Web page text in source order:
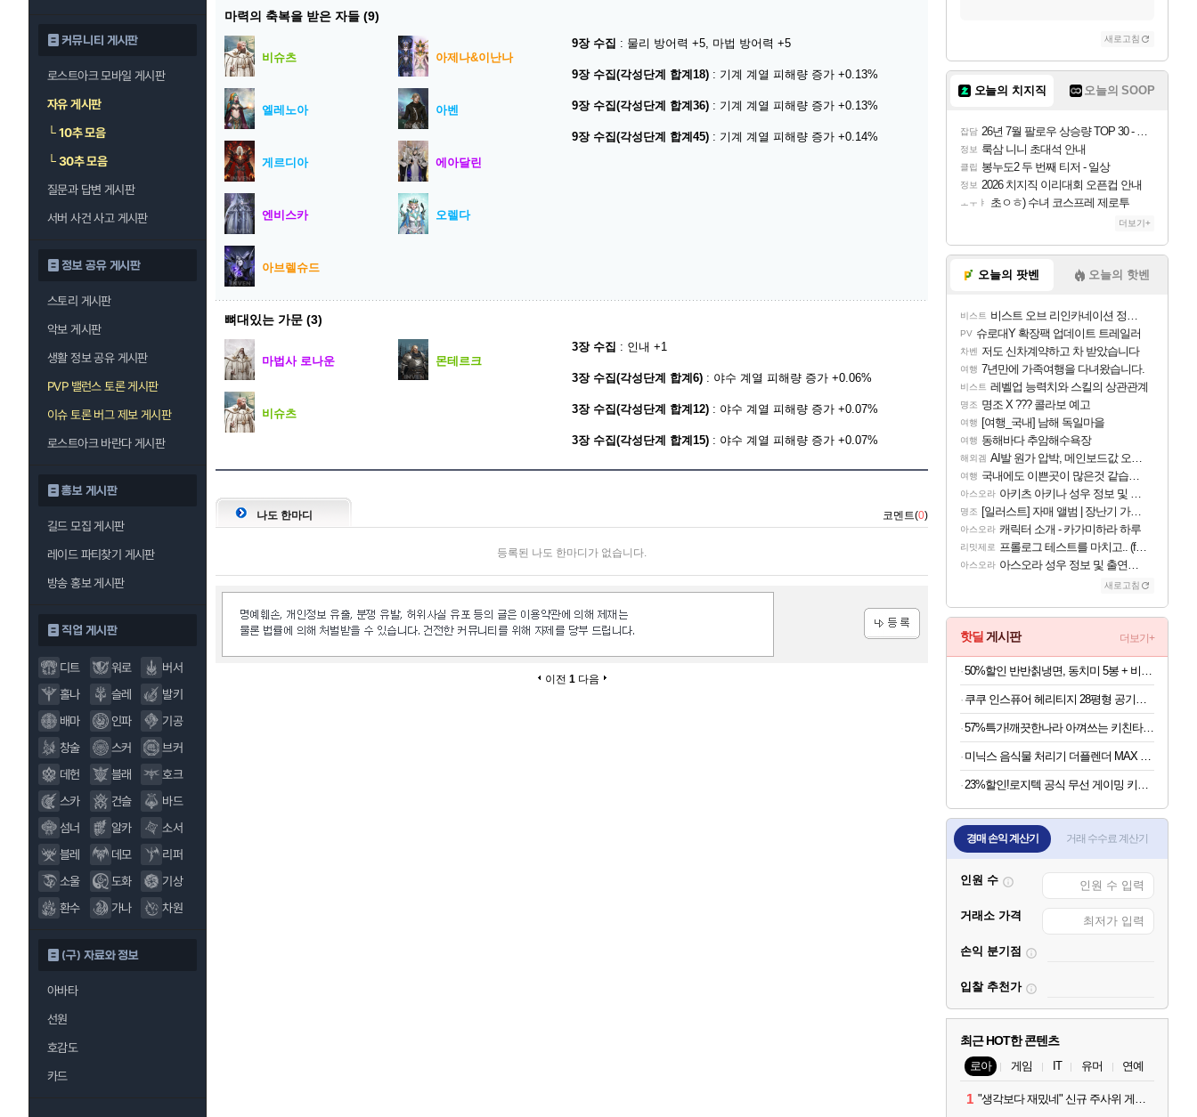
커뮤니티 게시판
로스트아크 모바일 게시판
자유 게시판
└10추 모음
└30추 모음
질문과 답변 게시판
서버 사건 사고 게시판
정보 공유 게시판
스토리 게시판
악보 게시판
생활 정보 공유 게시판
PVP 밸런스 토론 게시판
이슈 토론 버그 제보 게시판
로스트아크 바란다 게시판
홍보 게시판
길드 모집 게시판
레이드 파티찾기 게시판
방송 홍보 게시판
직업 게시판
디트 워로
버서
홀나
슬레
발키
배마
인파
기공
창술
스커
브커
데헌
블래
호크
스카
건슬
바드
섬너
알카
소서
블레
데모
리퍼
소울
도화
기상
환수
가나 차원
(구) 자료와 정보
아바타
선원
호감도
카드
마력의 축복을 받은 자들 (9)
비슈츠 아제나&이난나
엘레노아 아벤
게르디아 에아달린
엔비스카 오렐다
아브렐슈드
9장 수집 : 물리 방어력 +5, 마법 방어력 +5
9장 수집(각성단계 합계18) : 기계 계열 피해량 증가 +0.13%
9장 수집(각성단계 합계36) : 기계 계열 피해량 증가 +0.13%
9장 수집(각성단계 합계45) : 기계 계열 피해량 증가 +0.14%
뼈대있는 가문 (3)
마법사 로나운 몬테르크
비슈츠
3장 수집 : 인내 +1
3장 수집(각성단계 합계6) : 야수 계열 피해량 증가 +0.06%
3장 수집(각성단계 합계12) : 야수 계열 피해량 증가 +0.07%
3장 수집(각성단계 합계15) : 야수 계열 피해량 증가 +0.07%
나도 한마디 코멘트(0)
등록된 나도 한마디가 없습니다.
이전 1 다음
새로고침
오늘의 치지직 오늘의 SOOP
잡담 26년 7월 팔로우 상승량 TOP 30 - 월간 치지직
정보 룩삼 니니 초대석 안내
클립 봉누도2 두 번째 티저 - 일상
정보 2026 치지직 이리대회 오픈컵 안내
ㅗㅜㅑ 초ㅇㅎ) 수녀 코스프레 제로투
더보기+
오늘의 팟벤 오늘의 핫벤
비스트 비스트 오브 리인카네이션 정보/공략글 모음
PV 슈로대Y 확장팩 업데이트 트레일러
차벤 저도 신차계약하고 차 받았습니다
여행 7년만에 가족여행을 다녀왔습니다.
비스트 레벨업 능력치와 스킬의 상관관계
명조 명조 X ??? 콜라보 예고
여행 [여행_국내] 남해 독일마을
여행 동해바다 추암해수욕장
해외겜 AI발 원가 압박, 메인보드값 오르나
여행 국내에도 이쁜곳이 많은것 같습니다
아스오라 아키츠 아키나 성우 정보 및 주요 필모
명조 [일러스트] 자매 앨범 | 장난기 가득한 오후의 공원 (리메이크판)
아스오라 캐릭터 소개 - 카가미하라 하루
리밋제로 프롤로그 테스트를 마치고.. (feat. 리아)
아스오라 아스오라 성우 정보 및 출연작 모음
새로고침
핫딜 게시판 더보기+
57%특가!깨끗한나라 아껴쓰는 키친타월, 140매, 8롤, 1팩
23%할인!로지텍 공식 무선 게이밍 키보드 화이트, 갈축
경매 손익 계산기 거래 수수료 계산기
인원 수
거래소 가격
손익 분기점
입찰 추천가
최근 HOT한 콘텐츠
로아 게임 IT 유머 연예
1 "생각보다 재밌네" 신규 주사위 게임 티카투카 호평